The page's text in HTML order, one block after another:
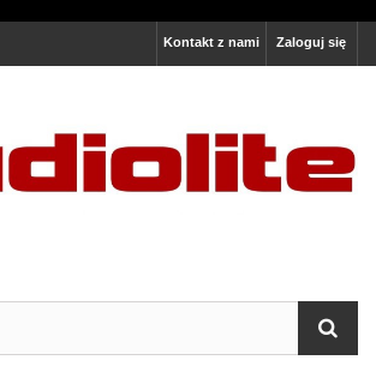
Zaloguj się
Kontakt z nami